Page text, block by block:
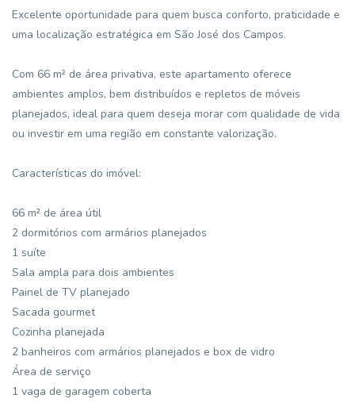
Excelente oportunidade para quem busca conforto, praticidade e
uma localização estratégica em São José dos Campos.
Com 66 m² de área privativa, este apartamento oferece
ambientes amplos, bem distribuídos e repletos de móveis
planejados, ideal para quem deseja morar com qualidade de vida
ou investir em uma região em constante valorização.
Características do imóvel:
66 m² de área útil
2 dormitórios com armários planejados
1 suíte
Sala ampla para dois ambientes
Painel de TV planejado
Sacada gourmet
Cozinha planejada
2 banheiros com armários planejados e box de vidro
Área de serviço
1 vaga de garagem coberta